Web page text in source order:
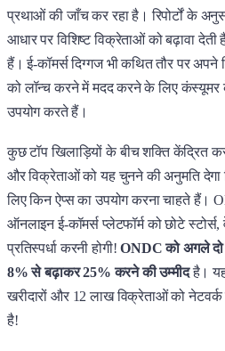
प्रथाओं की जाँच कर रहा है। रिपोर्टों के
आधार पर विशिष्ट विक्रेताओं को बढ़ावा
हैं। ई-कॉमर्स दिग्गज भी कथित तौर पर अपने
को लॉन्च करने में मदद करने के लिए कंस्यूमर
उपयोग करते हैं।
कुछ टॉप खिलाड़ियों के बीच शक्ति केंद्रित
और विक्रेताओं को यह चुनने की अनुमति
लिए किन ऐप्स का उपयोग करना चाहते हैं।
ऑनलाइन ई-कॉमर्स प्लेटफॉर्म को छोटे
प्रतिस्पर्धा करनी होगी!ONDC को अगले दो
8% से बढ़ाकर 25% करने की उम्मीदहै।
खरीदारों और 12 लाख विक्रेताओं को नेटवर्क
है!